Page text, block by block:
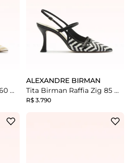
Tita Birman Raffia Zig 60 Montecarlo Eggshell
ALEXANDRE BIRMAN
Tita Birman Raffia Zig 85 Montecarlo Black
R$ 3.790